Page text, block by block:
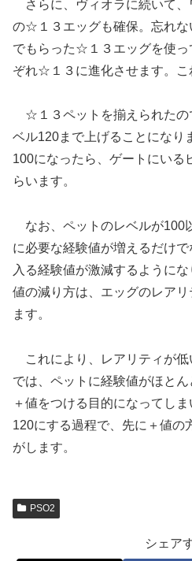
さらに、ヴィオラに続いて、
の☆１３エッグも確保。忘れな
でもらった☆１３エッグを使
ぞれ☆１３に進化させます。こ
☆１３ペットを揃えられたの
ベル120まで上げることになり
100になったら、ゲートにいる
らいます。
なお、ペットのレベルが100
に必要な経験値が増えるだけ
入る経験値が激減するように
値の減り方は、エッグのレア
ます。
これにより、レアリティが低
では、ペットに経験値がほと
＋値をつける目的になってし
120にする過程で、先に＋値の
がします。
PSO2
シェア